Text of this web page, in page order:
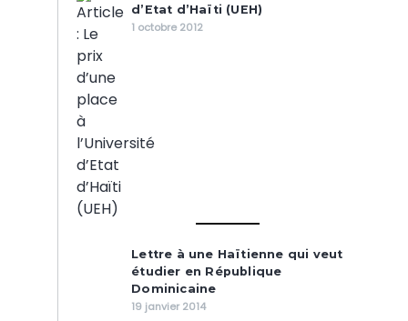
d’Etat d’Haïti (UEH)
1 octobre 2012
Lettre à une Haïtienne qui veut
étudier en République
Dominicaine
19 janvier 2014